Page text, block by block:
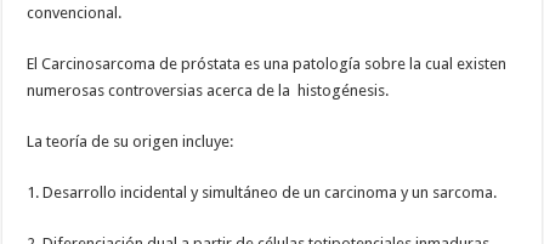
convencional.
El Carcinosarcoma de próstata es una patología sobre la cual existen
numerosas controversias acerca de la histogénesis.
La teoría de su origen incluye:
1. Desarrollo incidental y simultáneo de un carcinoma y un sarcoma.